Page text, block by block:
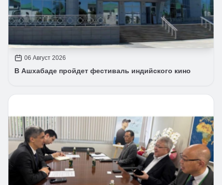
06 Август 2026
В Ашхабаде пройдет фестиваль индийского кино